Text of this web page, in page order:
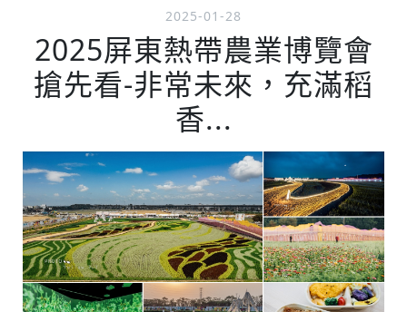
2025-01-28
2025屏東熱帶農業博覽會
搶先看-非常未來，充滿稻
香...